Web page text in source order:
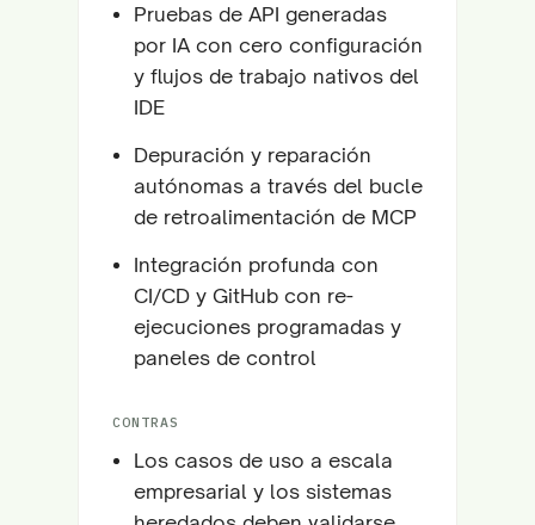
Pruebas de API generadas
por IA con cero configuración
y flujos de trabajo nativos del
IDE
Depuración y reparación
autónomas a través del bucle
de retroalimentación de MCP
Integración profunda con
CI/CD y GitHub con re-
ejecuciones programadas y
paneles de control
CONTRAS
Los casos de uso a escala
empresarial y los sistemas